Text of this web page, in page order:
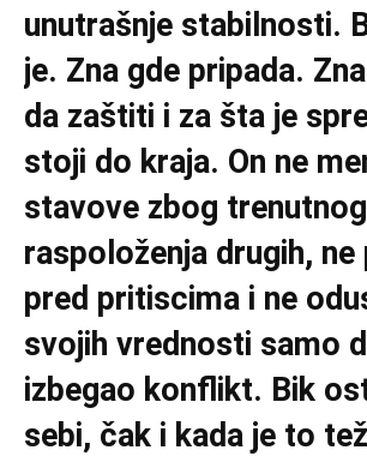
unutrašnje stabilnosti.
je. Zna gde pripada.
da zaštiti i za šta je
stoji do kraja. On ne
stavove zbog trenutnog
raspoloženja drugih,
pred pritiscima i ne
svojih vrednosti samo
izbegao konflikt. Bik
sebi, čak i kada je to